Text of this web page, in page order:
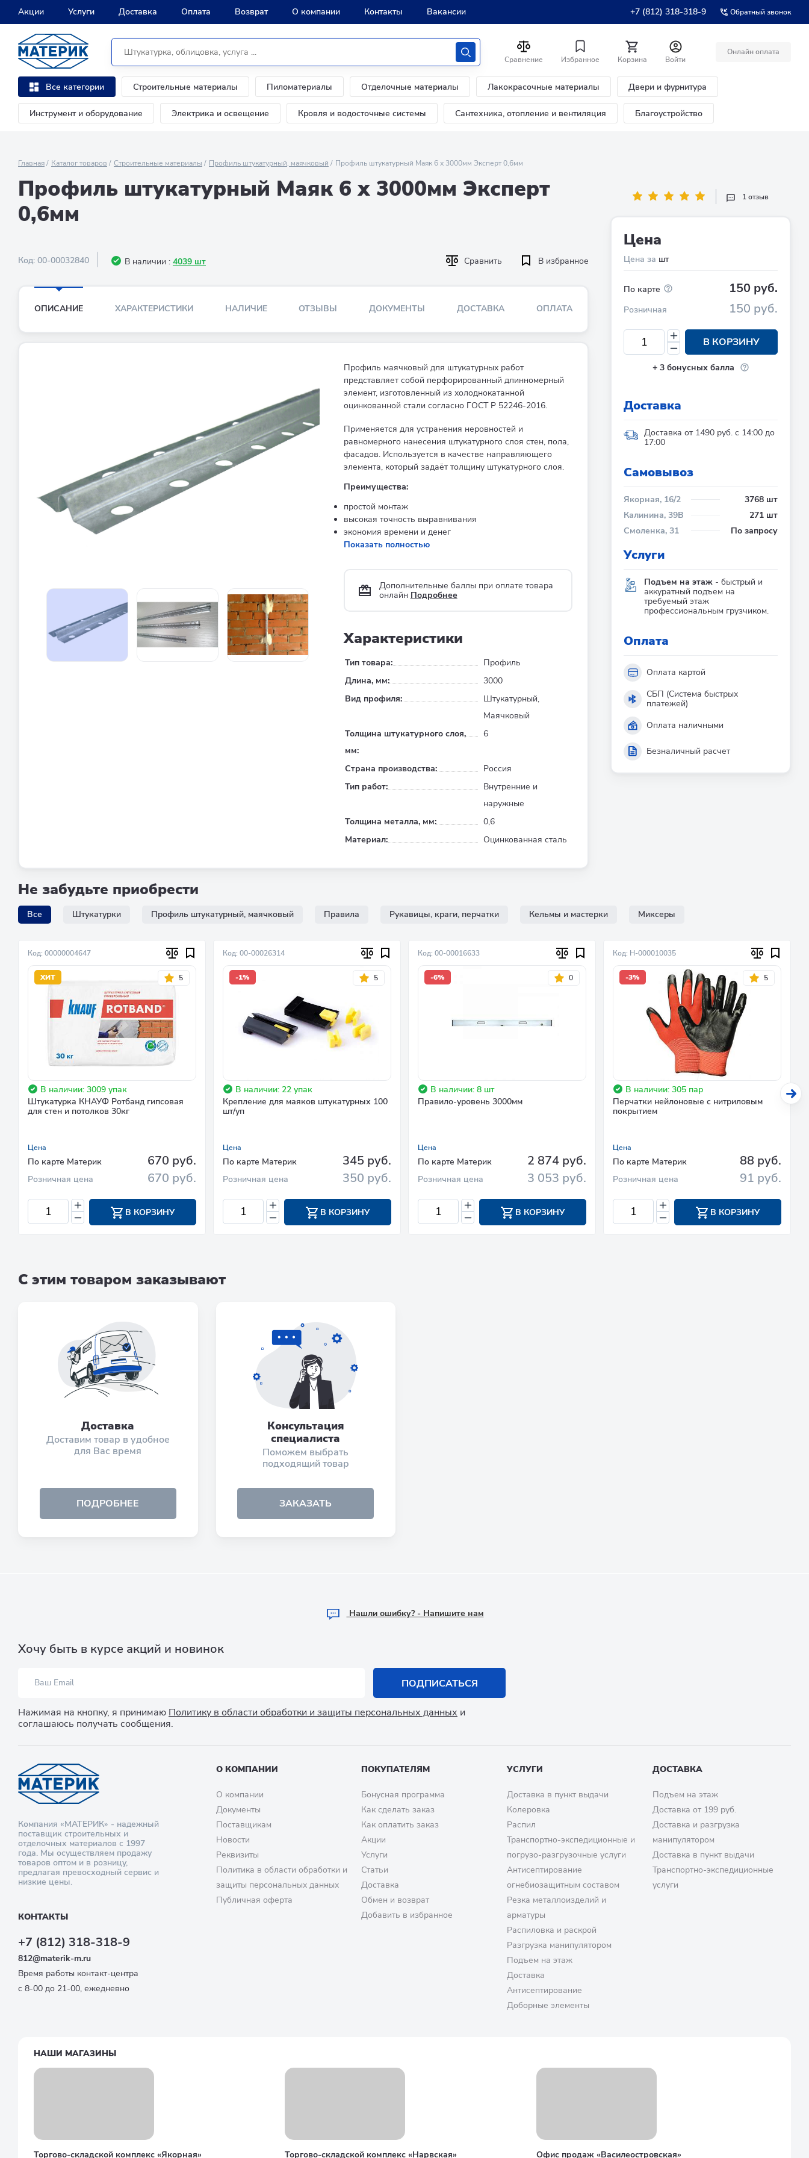
Акции Услуги Доставка Оплата Возврат О компании Контакты Вакансии +7 (812) 318-318-9 Обратный звонок
Сравнение Избранное Корзина Войти
Онлайн оплата
Все категории Строительные материалы Пиломатериалы Отделочные материалы Лакокрасочные материалы Двери и фурнитура
Инструмент и оборудование Электрика и освещение Кровля и водосточные системы Сантехника, отопление и вентиляция Благоустройство
Главная Каталог товаров Строительные материалы Профиль штукатурный, маячковый Профиль штукатурный Маяк 6 х 3000мм Эксперт 0,6мм
Профиль штукатурный Маяк 6 х 3000мм Эксперт
0,6мм
Код: 00-00032840 В наличии : 4039 шт Сравнить В избранное
ОПИСАНИЕ ХАРАКТЕРИСТИКИ НАЛИЧИЕ ОТЗЫВЫ ДОКУМЕНТЫ ДОСТАВКА ОПЛАТА
Профиль маячковый для штукатурных работ
представляет собой перфорированный длинномерный
элемент, изготовленный из холоднокатанной
оцинкованной стали согласно ГОСТ Р 52246-2016.
Применяется для устранения неровностей и
равномерного нанесения штукатурного слоя стен, пола,
фасадов. Используется в качестве направляющего
элемента, который задаёт толщину штукатурного слоя.
Преимущества:
простой монтаж
высокая точность выравнивания
экономия времени и денег
Показать полностью
Дополнительные баллы при оплате товара
онлайн Подробнее
Характеристики
Тип товара:
Профиль
Длина, мм:
3000
Вид профиля:
Штукатурный,
Маячковый
Толщина штукатурного слоя,
мм:
6
Страна производства:
Россия
Тип работ:
Внутренние и
наружные
Толщина металла, мм:
0,6
Материал:
Оцинкованная сталь
1 отзыв
Цена
Цена за шт
По карте 150 руб.
Розничная 150 руб.
В КОРЗИНУ
+ 3бонусных балла
Доставка
Доставка от 1490 руб. с 14:00 до
17:00
Cамовывоз
Якорная, 16/2
3768 шт
Калинина, 39В
271 шт
Смоленка, 31
По запросу
Услуги
Подъем на этаж - быстрый и
аккуратный подъем на
требуемый этаж
профессиональным грузчиком.
Оплата
Оплата картой
СБП (Система быстрых
платежей)
Оплата наличными
Безналичный расчет
Не забудьте приобрести
Все Штукатурки Профиль штукатурный, маячковый Правила Рукавицы, краги, перчатки Кельмы и мастерки Миксеры
Код: 00000004647
ХИТ 5
В наличии: 3009 упак
Штукатурка КНАУФ Ротбанд гипсовая
для стен и потолков 30кг
Цена
По карте Материк 670 руб.
Розничная цена 670 руб.
В КОРЗИНУ
Код: 00-00026314
-1% 5
В наличии: 22 упак
Крепление для маяков штукатурных 100
шт/уп
Цена
По карте Материк 345 руб.
Розничная цена 350 руб.
В КОРЗИНУ
Код: 00-00016633
-6% 0
В наличии: 8 шт
Правило-уровень 3000мм
Цена
По карте Материк 2 874 руб.
Розничная цена 3 053 руб.
В КОРЗИНУ
Код: Н-000010035
-3% 5
В наличии: 305 пар
Перчатки нейлоновые с нитриловым
покрытием
Цена
По карте Материк 88 руб.
Розничная цена 91 руб.
В КОРЗИНУ
С этим товаром заказывают
Доставка
Доставим товар в удобное
для Вас время
ПОДРОБНЕЕ
Консультация
специалиста
Поможем выбрать
подходящий товар
ЗАКАЗАТЬ
Hашли ошибку? - Напишите нам
Хочу быть в курсе акций и новинок
ПОДПИСАТЬСЯ
Нажимая на кнопку, я принимаю Политику в области обработки и защиты персональных данных и
соглашаюсь получать сообщения.
Компания «МАТЕРИК» - надежный
поставщик строительных и
отделочных материалов с 1997
года. Мы осуществляем продажу
товаров оптом и в розницу,
предлагая превосходный сервис и
низкие цены.
КОНТАКТЫ
+7 (812) 318-318-9
812@materik-m.ru
Время работы контакт-центра
с 8-00 до 21-00, ежедневно
О КОМПАНИИ
О компании
Документы
Поставщикам
Новости
Реквизиты
Политика в области обработки и
защиты персональных данных
Публичная оферта
ПОКУПАТЕЛЯМ
Бонусная программа
Как сделать заказ
Как оплатить заказ
Акции
Услуги
Статьи
Доставка
Обмен и возврат
Добавить в избранное
УСЛУГИ
Доставка в пункт выдачи
Колеровка
Распил
Транспортно-экспедиционные и
погрузо-разгрузочные услуги
Антисептирование
огнебиозащитным составом
Резка металлоизделий и
арматуры
Распиловка и раскрой
Разгрузка манипулятором
Подъем на этаж
Доставка
Антисептирование
Доборные элементы
ДОСТАВКА
Подъем на этаж
Доставка от 199 руб.
Доставка и разгрузка
манипулятором
Доставка в пункт выдачи
Транспортно-экспедиционные
услуги
НАШИ МАГАЗИНЫ
Торгово-складской комплекс «Якорная» Торгово-складской комплекс «Нарвская» Офис продаж «Василеостровская»